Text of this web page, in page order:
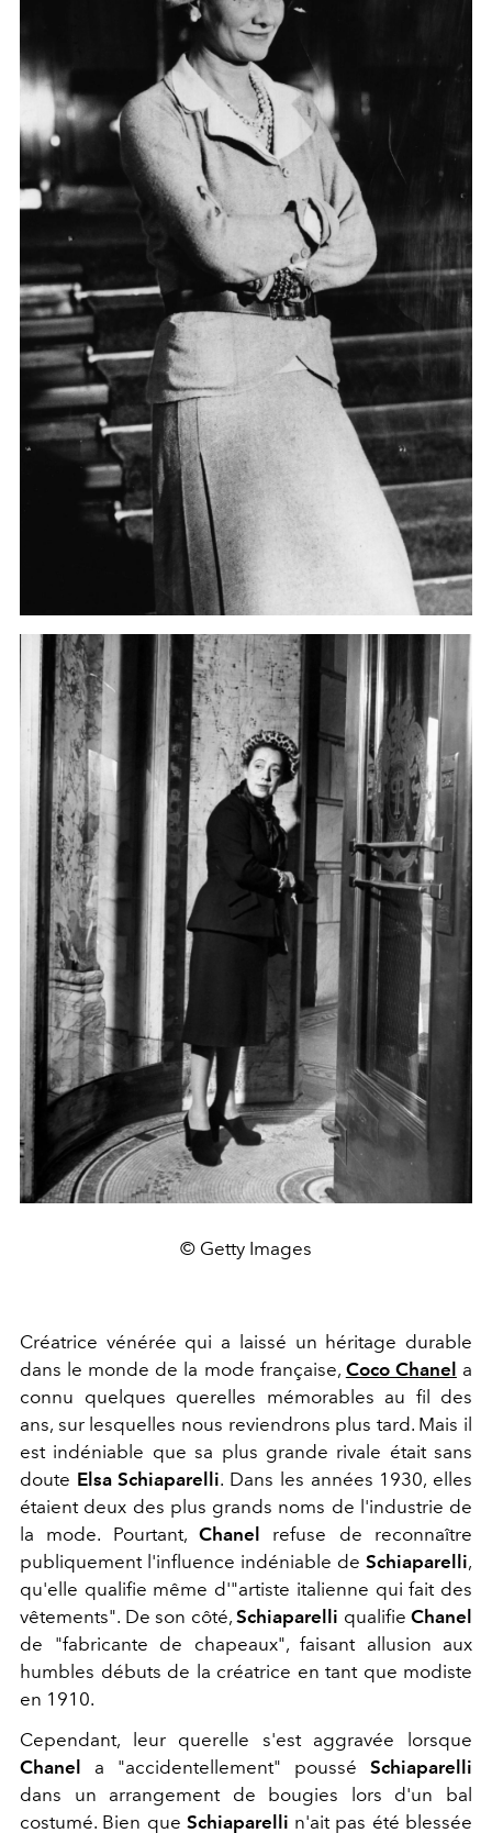
© Getty Images
Créatrice vénérée qui a laissé un héritage durable
dans le monde de la mode française, Coco Chanel a
connu quelques querelles mémorables au fil des
ans, sur lesquelles nous reviendrons plus tard. Mais il
est indéniable que sa plus grande rivale était sans
doute Elsa Schiaparelli. Dans les années 1930, elles
étaient deux des plus grands noms de l'industrie de
la mode. Pourtant, Chanel
refuse de reconnaître
publiquement l'influence indéniable de Schiaparelli,
qu'elle qualifie même d'"artiste italienne qui fait des
vêtements". De son côté, Schiaparelli qualifie Chanel
de "fabricante de chapeaux", faisant allusion aux
humbles débuts de la créatrice en tant que modiste
en 1910.
Cependant, leur querelle s'est aggravée lorsque
Chanel
a "accidentellement" poussé Schiaparelli
dans un arrangement de bougies lors d'un bal
costumé. Bien que Schiaparelli n'ait pas été blessée